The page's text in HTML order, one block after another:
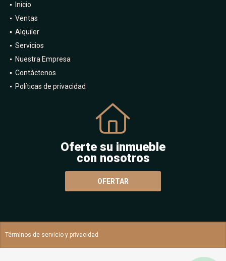
Inicio
Ventas
Alquiler
Servicios
Nuestra Empresa
Contáctenos
Políticas de privacidad
Oferte su inmueble
con nosotros
OFERTAR
Términos de servicio y privacidad